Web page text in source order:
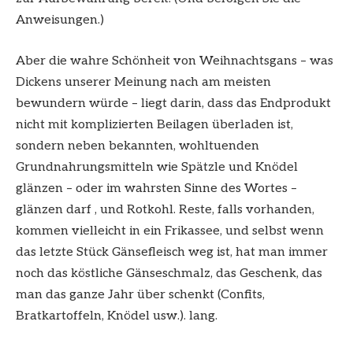
Anweisungen.)
Aber die wahre Schönheit von Weihnachtsgans – was
Dickens unserer Meinung nach am meisten
bewundern würde – liegt darin, dass das Endprodukt
nicht mit komplizierten Beilagen überladen ist,
sondern neben bekannten, wohltuenden
Grundnahrungsmitteln wie Spätzle und Knödel
glänzen – oder im wahrsten Sinne des Wortes –
glänzen darf , und Rotkohl. Reste, falls vorhanden,
kommen vielleicht in ein Frikassee, und selbst wenn
das letzte Stück Gänsefleisch weg ist, hat man immer
noch das köstliche Gänseschmalz, das Geschenk, das
man das ganze Jahr über schenkt (Confits,
Bratkartoffeln, Knödel usw.). lang.